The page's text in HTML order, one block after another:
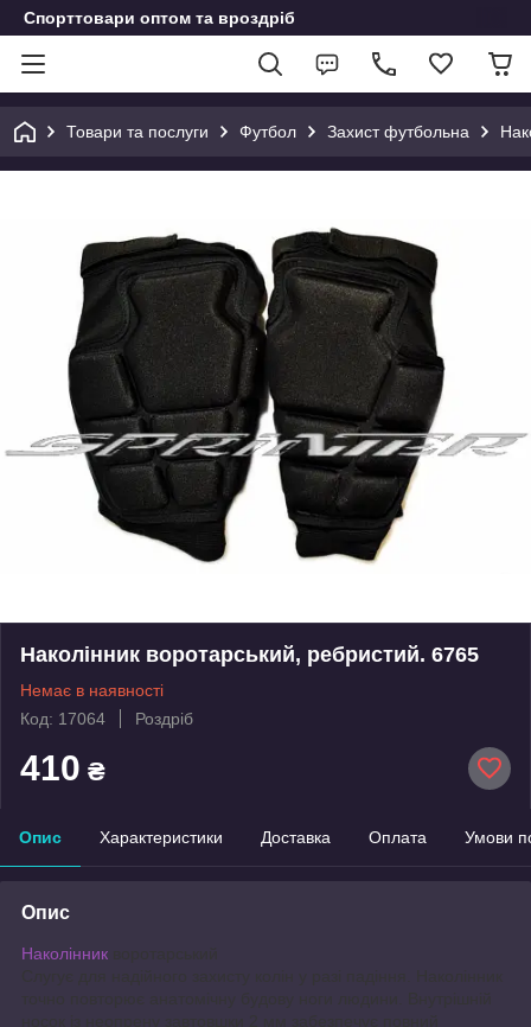
Спорттовари оптом та вроздріб
Товари та послуги Футбол Захист футбольна
Наколінник воротарський, ребристий. 6765
Немає в наявності
Код: 17064
Роздріб
410 ₴
Опис Характеристики Доставка Оплата Умови
Опис
Наколінник